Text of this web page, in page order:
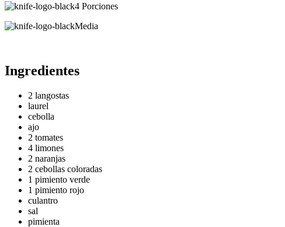
4 Porciones
Media
Ingredientes
2 langostas
laurel
cebolla
ajo
2 tomates
4 limones
2 naranjas
2 cebollas coloradas
1 pimiento verde
1 pimiento rojo
culantro
sal
pimienta